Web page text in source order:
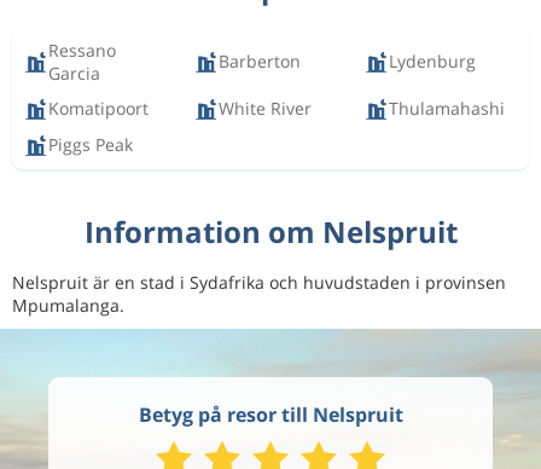
Ressano
Garcia
Barberton Lydenburg
Komatipoort White River
Thulamahashi
Piggs Peak
Information om Nelspruit
Nelspruit är en stad i Sydafrika och huvudstaden i provinsen
Mpumalanga.
Betyg på resor till Nelspruit